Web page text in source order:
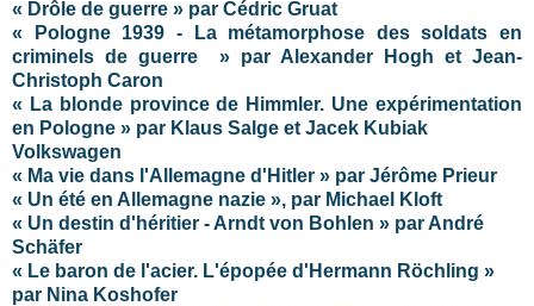
« Drôle de guerre » par Cédric Gruat
« Pologne 1939 - La métamorphose des soldats en
criminels de guerre » par Alexander Hogh et Jean-
Christoph Caron
« La blonde province de Himmler. Une expérimentation
en Pologne » par Klaus Salge et Jacek Kubiak
Volkswagen
« Ma vie dans l'Allemagne d'Hitler » par Jérôme Prieur
« Un été en Allemagne nazie », par Michael Kloft
« Un destin d'héritier - Arndt von Bohlen » par André
Schäfer
« Le baron de l'acier. L'épopée d'Hermann Röchling »
par Nina Koshofer